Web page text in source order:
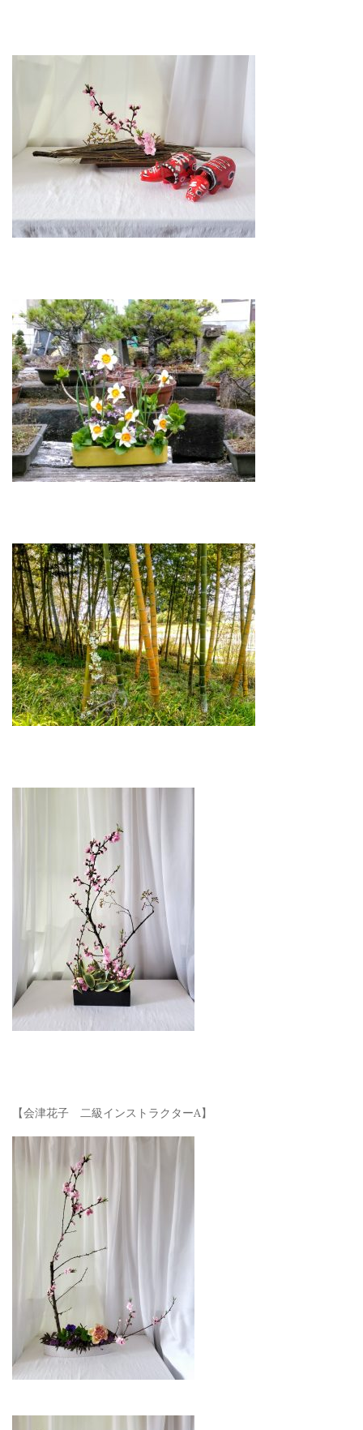
【会津花子 二級インストラクターA】